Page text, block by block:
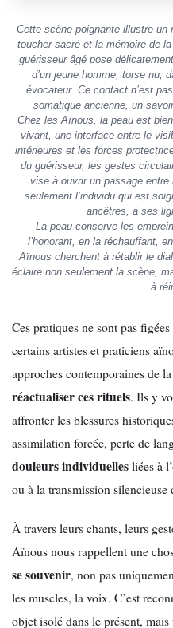
Cette scène poignante illustre un
toucher sacré et la mémoire de
guérisseur âgé pose
d’un jeune homme, torse nu,
évocateur. Ce contact n’est
somatique ancienne, un
Chez les Aïnous, la peau est
vivant, une interface entre le
intérieures et les forces
du guérisseur, les gestes
vise à ouvrir un passage entre
seulement l’individu qui est
ancêtres, à ses
La peau conserve les
l’honorant, en la réchauffant,
Aïnous cherchent à rétablir le
éclaire non seulement la scène,
à
Ces pratiques ne sont pas
certains artistes et praticiens
approches contemporaines de
réactualiser ces rituels. Ils y
affronter les blessures
assimilation forcée, perte de
douleurs individuellesliées à
ou à la transmission silencieuse
À travers leurs chants, leurs
Aïnous nous rappellent une
se souvenir, non pas
les muscles, la voix. C’est
objet isolé dans le présent, mais